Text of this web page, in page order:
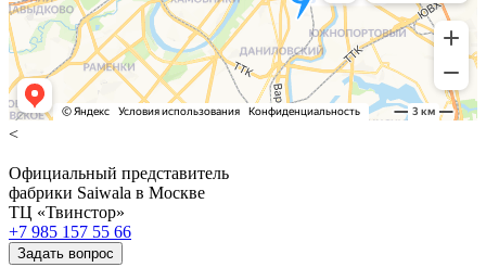
<
Официальный представитель
фабрики Saiwala в Москве
ТЦ «Твинстор»
+7 985 157 55 66
Задать вопрос